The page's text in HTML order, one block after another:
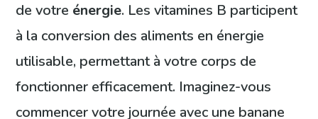
de votre énergie. Les vitamines B participent
à la conversion des aliments en énergie
utilisable, permettant à votre corps de
fonctionner efficacement. Imaginez-vous
commencer votre journée avec une banane